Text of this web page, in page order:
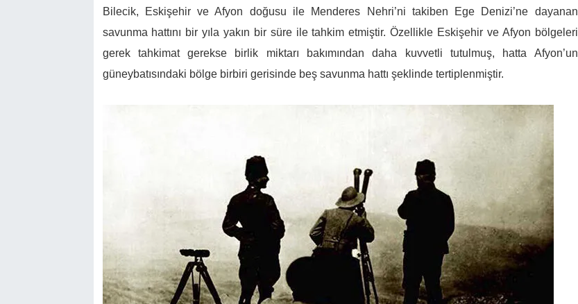
Bilecik, Eskişehir ve Afyon doğusu ile Menderes Nehri’ni takiben Ege Denizi’ne dayanan
savunma hattını bir yıla yakın bir süre ile tahkim etmiştir. Özellikle Eskişehir ve Afyon bölgeleri
gerek tahkimat gerekse birlik miktarı bakımından daha kuvvetli tutulmuş, hatta Afyon’un
güneybatısındaki bölge birbiri gerisinde beş savunma hattı şeklinde tertiplenmiştir.